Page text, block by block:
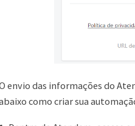
envio das informações do
como criar sua